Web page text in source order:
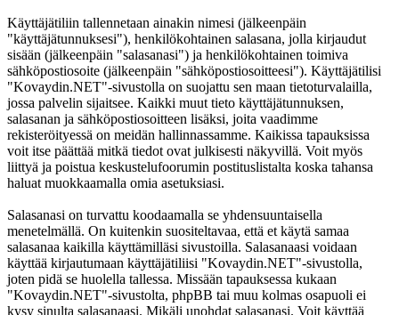
Käyttäjätiliin tallennetaan ainakin nimesi (jälkeenpäin
"käyttäjätunnuksesi"), henkilökohtainen salasana, jolla kirjaudut
sisään (jälkeenpäin "salasanasi") ja henkilökohtainen toimiva
sähköpostiosoite (jälkeenpäin "sähköpostiosoitteesi"). Käyttäjätilisi
"Kovaydin.NET"-sivustolla on suojattu sen maan tietoturvalailla,
jossa palvelin sijaitsee. Kaikki muut tieto käyttäjätunnuksen,
salasanan ja sähköpostiosoitteen lisäksi, joita vaadimme
rekisteröityessä on meidän hallinnassamme. Kaikissa tapauksissa
voit itse päättää mitkä tiedot ovat julkisesti näkyvillä. Voit myös
liittyä ja poistua keskustelufoorumin postituslistalta koska tahansa
haluat muokkaamalla omia asetuksiasi.
Salasanasi on turvattu koodaamalla se yhdensuuntaisella
menetelmällä. On kuitenkin suositeltavaa, että et käytä samaa
salasanaa kaikilla käyttämilläsi sivustoilla. Salasanaasi voidaan
käyttää kirjautumaan käyttäjätiliisi "Kovaydin.NET"-sivustolla,
joten pidä se huolella tallessa. Missään tapauksessa kukaan
"Kovaydin.NET"-sivustolta, phpBB tai muu kolmas osapuoli ei
kysy sinulta salasanaasi. Mikäli unohdat salasanasi. Voit käyttää